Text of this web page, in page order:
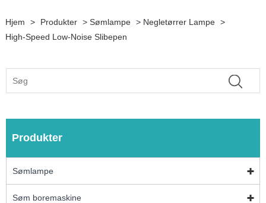
Hjem > Produkter > Sømlampe > Negletørrer Lampe >
High-Speed ​​Low-Noise Slibepen
Produkter
Sømlampe
Søm boremaskine